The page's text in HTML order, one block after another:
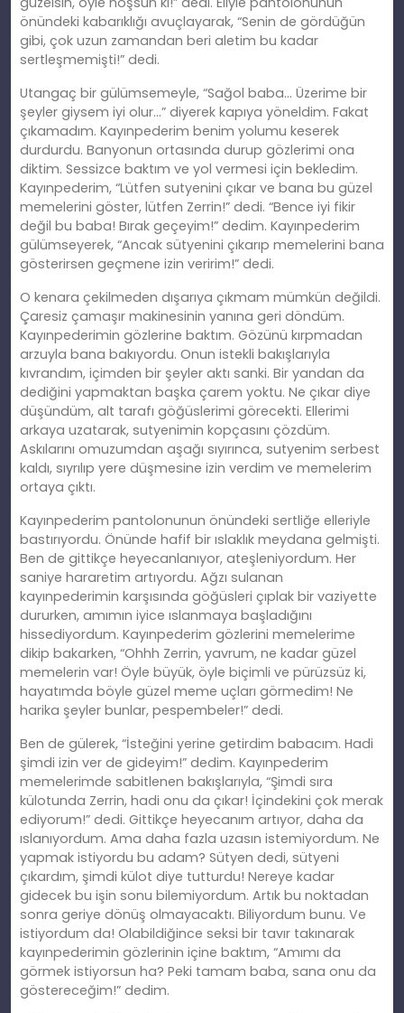
önündeki kabarıklığı avuçlayarak, “Senin de gördüğün
gibi, çok uzun zamandan beri aletim bu kadar
sertleşmemişti!” dedi.
Utangaç bir gülümsemeyle, “Sağol baba… Üzerime bir
şeyler giysem iyi olur…” diyerek kapıya yöneldim. Fakat
çıkamadım. Kayınpederim benim yolumu keserek
durdurdu. Banyonun ortasında durup gözlerimi ona
diktim. Sessizce baktım ve yol vermesi için bekledim.
Kayınpederim, “Lütfen sutyenini çıkar ve bana bu güzel
memelerini göster, lütfen Zerrin!” dedi. “Bence iyi fikir
değil bu baba! Bırak geçeyim!” dedim. Kayınpederim
gülümseyerek, “Ancak sütyenini çıkarıp memelerini bana
gösterirsen geçmene izin veririm!” dedi.
O kenara çekilmeden dışarıya çıkmam mümkün değildi.
Çaresiz çamaşır makinesinin yanına geri döndüm.
Kayınpederimin gözlerine baktım. Gözünü kırpmadan
arzuyla bana bakıyordu. Onun istekli bakışlarıyla
kıvrandım, içimden bir şeyler aktı sanki. Bir yandan da
dediğini yapmaktan başka çarem yoktu. Ne çıkar diye
düşündüm, alt tarafı göğüslerimi görecekti. Ellerimi
arkaya uzatarak, sutyenimin kopçasını çözdüm.
Askılarını omuzumdan aşağı sıyırınca, sutyenim serbest
kaldı, sıyrılıp yere düşmesine izin verdim ve memelerim
ortaya çıktı.
Kayınpederim pantolonunun önündeki sertliğe elleriyle
bastırıyordu. Önünde hafif bir ıslaklık meydana gelmişti.
Ben de gittikçe heyecanlanıyor, ateşleniyordum. Her
saniye hararetim artıyordu. Ağzı sulanan
kayınpederimin karşısında göğüsleri çıplak bir vaziyette
dururken, amımın iyice ıslanmaya başladığını
hissediyordum. Kayınpederim gözlerini memelerime
dikip bakarken, “Ohhh Zerrin, yavrum, ne kadar güzel
memelerin var! Öyle büyük, öyle biçimli ve pürüzsüz ki,
hayatımda böyle güzel meme uçları görmedim! Ne
harika şeyler bunlar, pespembeler!” dedi.
Ben de gülerek, “İsteğini yerine getirdim babacım. Hadi
şimdi izin ver de gideyim!” dedim. Kayınpederim
memelerimde sabitlenen bakışlarıyla, “Şimdi sıra
külotunda Zerrin, hadi onu da çıkar! İçindekini çok merak
ediyorum!” dedi. Gittikçe heyecanım artıyor, daha da
ıslanıyordum. Ama daha fazla uzasın istemiyordum. Ne
yapmak istiyordu bu adam? Sütyen dedi, sütyeni
çıkardım, şimdi külot diye tutturdu! Nereye kadar
gidecek bu işin sonu bilemiyordum. Artık bu noktadan
sonra geriye dönüş olmayacaktı. Biliyordum bunu. Ve
istiyordum da! Olabildiğince seksi bir tavır takınarak
kayınpederimin gözlerinin içine baktım, “Amımı da
görmek istiyorsun ha? Peki tamam baba, sana onu da
göstereceğim!” dedim.